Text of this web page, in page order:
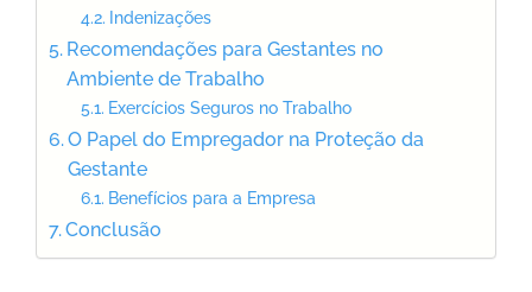
Indenizações
Recomendações para Gestantes no
Ambiente de Trabalho
Exercícios Seguros no Trabalho
O Papel do Empregador na Proteção da
Gestante
Benefícios para a Empresa
Conclusão